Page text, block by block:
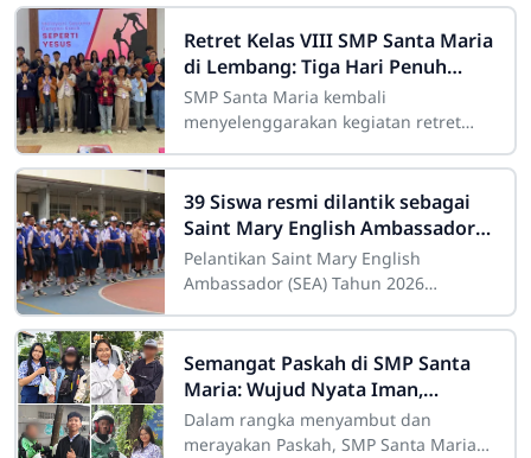
Retret Kelas VIII SMP Santa Maria
di Lembang: Tiga Hari Penuh
Makna, Refleksi, dan
Kebersamaan
SMP Santa Maria kembali
menyelenggarakan kegiatan retret
berlangsung pada Rabu hingga Jumat,
15–17 April 2026. Bertempat di
39 Siswa resmi dilantik sebagai
Saint Mary English Ambassador
(SEA) Tahun 2026
Pelantikan Saint Mary English
Ambassador (SEA) Tahun 2026
SemangatPenulis : Wandri,
S.Pd.,Gr.Senin, 2 Maret 2026 menjadi
Semangat Paskah di SMP Santa
Maria: Wujud Nyata Iman,
Kepedulian, dan Aksi Nyata
Dalam rangka menyambut dan
merayakan Paskah, SMP Santa Maria